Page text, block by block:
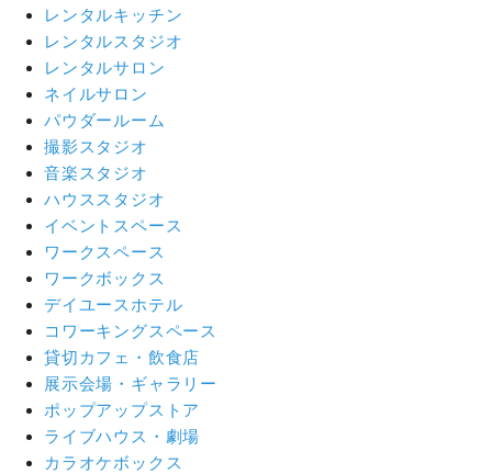
レンタルキッチン
レンタルスタジオ
レンタルサロン
ネイルサロン
パウダールーム
撮影スタジオ
音楽スタジオ
ハウススタジオ
イベントスペース
ワークスペース
ワークボックス
デイユースホテル
コワーキングスペース
貸切カフェ・飲食店
展示会場・ギャラリー
ポップアップストア
ライブハウス・劇場
カラオケボックス